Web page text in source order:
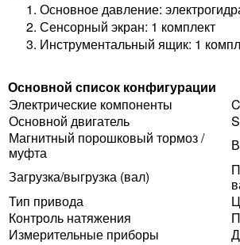
Основное давление:
Сенсорный экран: 1 комплект
Инструментальный ящик: 1
Основной список конфигурации
Электрические компоненты
Основной двигатель
Магнитный порошковый тормоз /
муфта
Загрузка/выгрузка (вал)
Тип привода
Контроль натяжения
Измерительные приборы